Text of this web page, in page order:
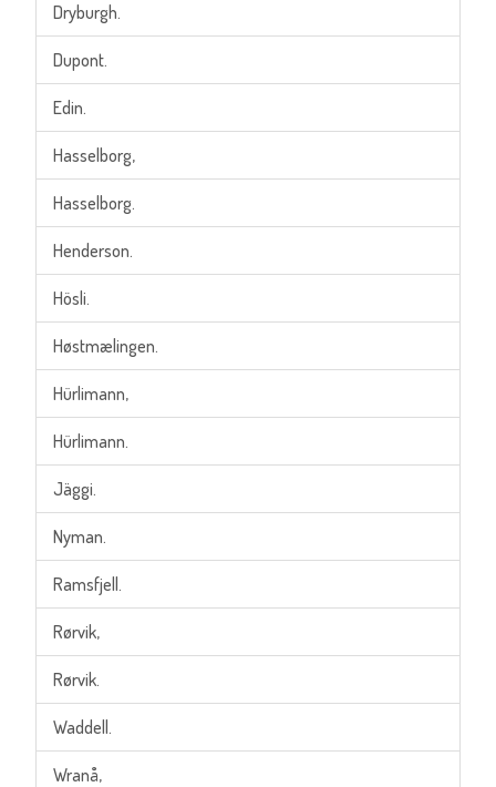
Dryburgh.
Dupont.
Edin.
Hasselborg,
Hasselborg.
Henderson.
Hösli.
Høstmælingen.
Hürlimann,
Hürlimann.
Jäggi.
Nyman.
Ramsfjell.
Rørvik,
Rørvik.
Waddell.
Wranå,